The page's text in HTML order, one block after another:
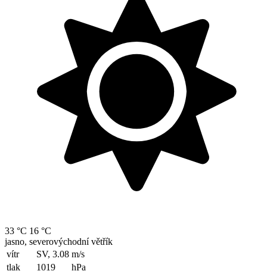
33 °C 16 °C
jasno, severovýchodní větřík
vítr
SV, 3.08 m/s
tlak
1019
hPa